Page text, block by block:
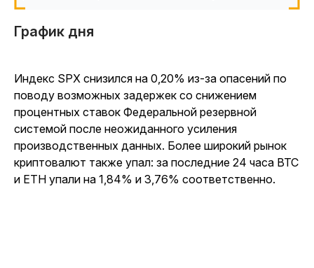
График дня
Индекс SPX снизился на 0,20% из-за опасений по
поводу возможных задержек со снижением
процентных ставок Федеральной резервной
системой после неожиданного усиления
производственных данных. Более широкий рынок
криптовалют также упал: за последние 24 часа BTC
и ETH упали на 1,84% и 3,76% соответственно.